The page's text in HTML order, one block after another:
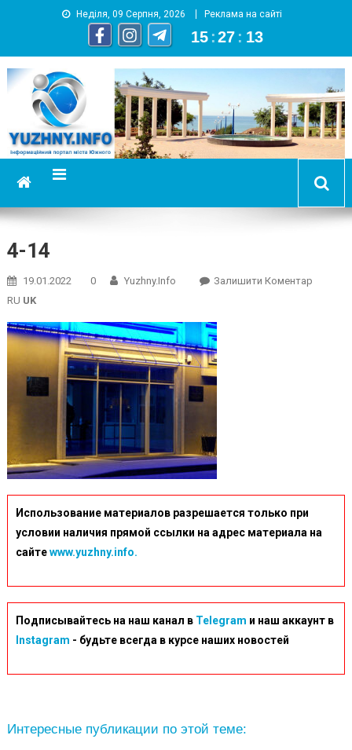
Неділя, 09 Серпня, 2026 Реклама на сайті
15 :27 : 13
YUZHNY.INFO
информационный портал города Южный
4-14
19.01.2022 0 Yuzhny.info Залишити КоментарOn
RU UK
Использование материалов разрешается только при
условии наличия прямой ссылки на адрес материала на
сайтеwww.yuzhny.info.
Подписывайтесь на наш канал в Telegram и наш аккаунт в
Instagram - будьте всегда в курсе наших новостей
Интересные публикации по этой теме: